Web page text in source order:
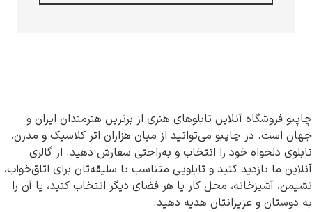
چاپبو فروشگاه آنلاین تابلوهای هنری از برترین هنرمندان ایران و
جهان است. در چاپبو می‌توانید از میان هزاران اثر کلاسیک و مدرن،
تابلوی دلخواه خود را انتخاب و به‌راحتی سفارش دهید. از گالری
آنلاین ما بازدید کنید و تابلویی متناسب با سلیقه‌تان برای اتاق‌خواب،
نشیمن، آشپزخانه، محل کار یا هر فضای دیگر انتخاب کنید، یا آن را
به دوستان و عزیزانتان هدیه دهید.